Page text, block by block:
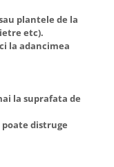
plantele de la
etc).
la adancimea
la suprafata de
distruge